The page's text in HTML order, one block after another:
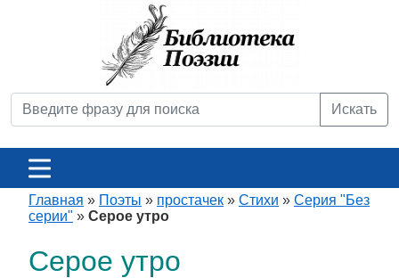
Искать
Главная » Поэты » простачек » Стихи » Серия "Без
серии" » Серое утро
Серое утро